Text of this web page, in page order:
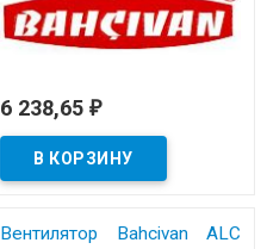
6 238,65 ₽
Вентилятор Bahcivan ALC